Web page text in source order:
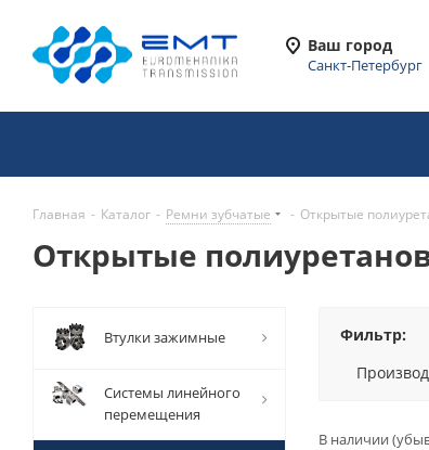
Ваш город
Санкт-Петербург
Главная - Каталог - Ремни зубчатые - Открытые
Открытые
Фильтр:
В наличии
Втулки зажимные
Системы линейного
перемещения